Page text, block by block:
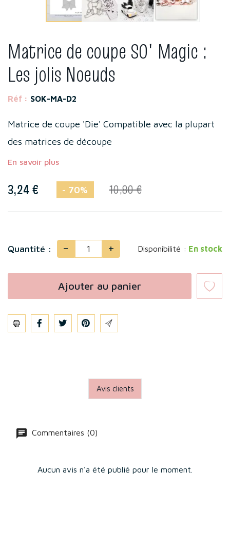
Matrice de coupe SO' Magic :
Les jolis Noeuds
Réf : SOK-MA-D2
Matrice de coupe 'Die' Compatible avec la plupart
des matrices de découpe
En savoir plus
3,24 € - 70% 10,80 €
Quantité : - + Disponibilité : En stock
Ajouter au panier
Partager
Avis clients
Commentaires (0)
Aucun avis n'a été publié pour le moment.